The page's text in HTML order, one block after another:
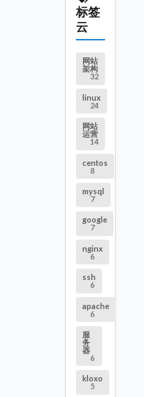
标签
云
网站
架构
32
linux
24
网站
运营
14
centos
8
mysql
7
google
7
nginx
6
ssh
6
apache
6
服
务
器
6
kloxo
5